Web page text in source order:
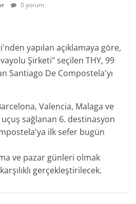
0 yorum
yapılan açıklamaya göre,
Şirketi" seçilen THY, 99
Santiago De Compostela'yı
Valencia, Malaga ve
sağlanan 6. destinasyon
ilk sefer bugün
ve pazar günleri olmak
gerçekleştirilecek.